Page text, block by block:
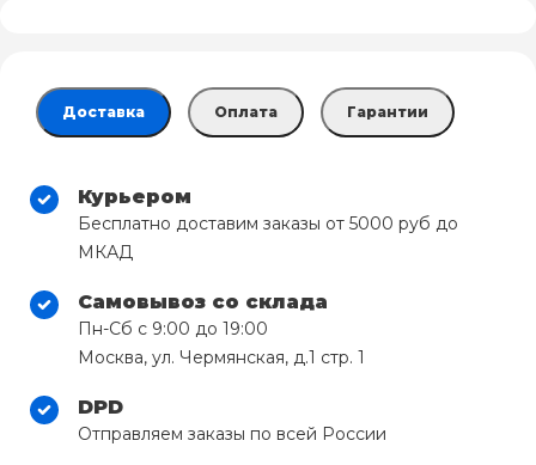
Доставка Оплата Гарантии
Курьером
Бесплатно доставим заказы от 5000 руб до
МКАД
Самовывоз со склада
Пн-Сб с 9:00 до 19:00
Москва, ул. Чермянская, д.1 стр. 1
DPD
Отправляем заказы по всей России